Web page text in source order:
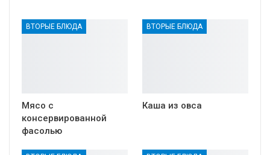
ВТОРЫЕ БЛЮДА
Мясо с
консервированной
фасолью
ВТОРЫЕ БЛЮДА
Каша из овса